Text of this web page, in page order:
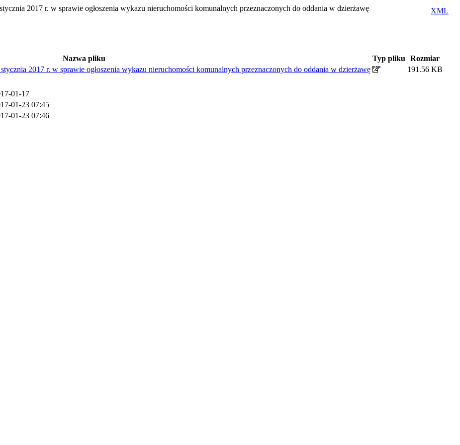
XML
2017 r. w sprawie ogłoszenia wykazu nieruchomości komunalnych przeznaczonych do oddania w dzierżawę
Nazwa pliku Typ pliku
Rozmiar
2017 r. w sprawie ogłoszenia wykazu nieruchomości komunalnych przeznaczonych do oddania w dzierżawę
191.56 KB
01-17
01-23 07:45
01-23 07:46